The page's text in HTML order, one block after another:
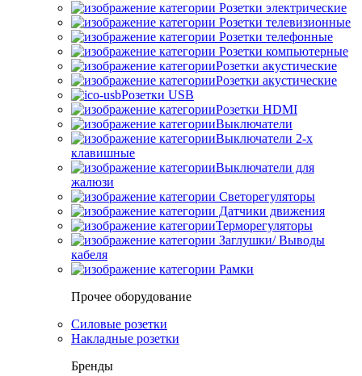
Розетки электрические
Розетки телевизионные
Розетки телефонные
Розетки компьютерные
Розетки акустические
Розетки акустические
Розетки USB
Розетки HDMI
Выключатели
Выключатели 2-х
клавишные
Выключатели для
жалюзи
Светорегуляторы
Датчики движения
Терморегуляторы
Заглушки/ Выводы
кабеля
Рамки
Прочее оборудование
Силовые розетки
Накладные розетки
Бренды